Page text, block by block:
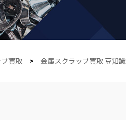
買取 > 金属スクラップ買取 豆知識